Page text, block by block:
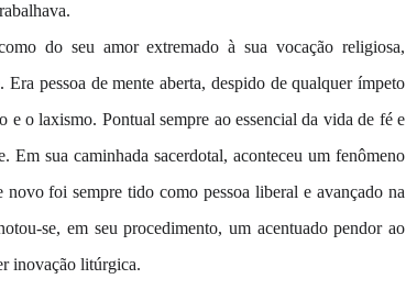
do seu amor extremado à sua vocação religiosa,
pessoa de mente aberta, despido de qualquer ímpeto
o laxismo. Pontual sempre ao essencial da vida de fé e
Em sua caminhada sacerdotal, aconteceu um fenômeno
foi sempre tido como pessoa liberal e avançado na
se, em seu procedimento, um acentuado pendor ao
inovação litúrgica.